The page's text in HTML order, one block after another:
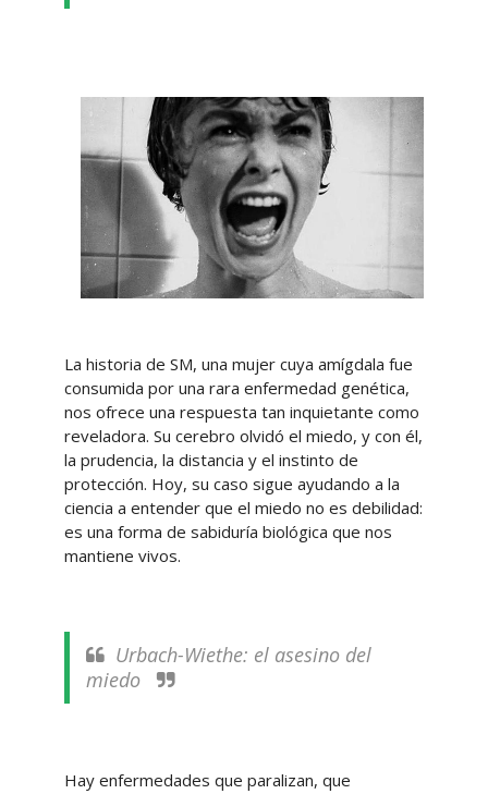
La historia de SM, una mujer cuya amígdala fue
consumida por una rara enfermedad genética,
nos ofrece una respuesta tan inquietante como
reveladora. Su cerebro olvidó el miedo, y con él,
la prudencia, la distancia y el instinto de
protección. Hoy, su caso sigue ayudando a la
ciencia a entender que el miedo no es debilidad:
es una forma de sabiduría biológica que nos
mantiene vivos.
Urbach-Wiethe: el asesino del
miedo
Hay enfermedades que paralizan, que